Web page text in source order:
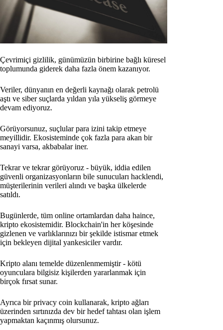
Çevrimiçi gizlilik, günümüzün birbirine bağlı küresel
toplumunda giderek daha fazla önem kazanıyor.
Veriler, dünyanın en değerli kaynağı olarak petrolü
aştı ve siber suçlarda yıldan yıla yükseliş görmeye
devam ediyoruz.
Görüyorsunuz, suçlular para izini takip etmeye
meyillidir. Ekosisteminde çok fazla para akan bir
sanayi varsa, akbabalar iner.
Tekrar ve tekrar görüyoruz - büyük, iddia edilen
güvenli organizasyonların bile sunucuları hacklendi,
müşterilerinin verileri alındı ve başka ülkelerde
satıldı.
Bugünlerde, tüm online ortamlardan daha haince,
kripto ekosistemidir. Blockchain'in her köşesinde
gizlenen ve varlıklarınızı bir şekilde istismar etmek
için bekleyen dijital yankesiciler vardır.
Kripto alanı temelde düzenlenmemiştir - kötü
oyunculara bilgisiz kişilerden yararlanmak için
birçok fırsat sunar.
Ayrıca bir privacy coin kullanarak, kripto ağları
üzerinden sırtınızda dev bir hedef tahtası olan işlem
yapmaktan kaçınmış olursunuz.